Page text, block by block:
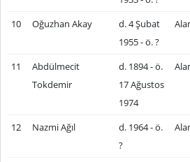
10 Oğuzhan Akay
d. 4 Şubat
1955 - ö. ?
11
Abdülmecit
Tokdemir
d. 1894 - ö.
17 Ağustos
1974
12 Nazmi Ağıl
d. 1964 - ö.
?